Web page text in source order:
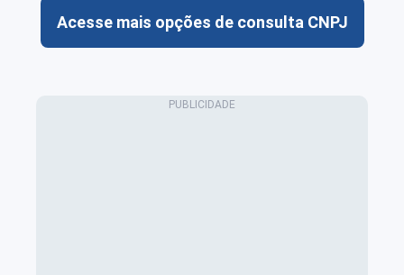
Acesse mais opções de consulta CNPJ